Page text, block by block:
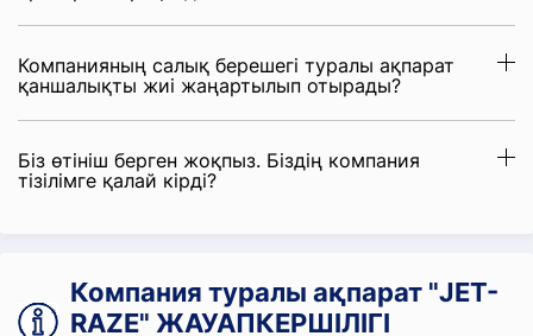
Компанияның салық берешегі туралы ақпарат
қаншалықты жиі жаңартылып отырады?
Біз өтініш берген жоқпыз. Біздің компания
тізілімге қалай кірді?
Компания туралы ақпарат "JET-
RAZE" ЖАУАПКЕРШІЛІГІ